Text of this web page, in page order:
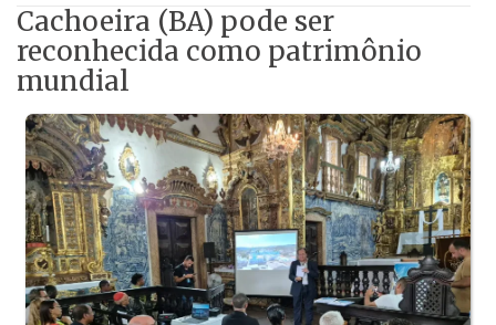
Cachoeira (BA) pode ser
reconhecida como patrimônio
mundial